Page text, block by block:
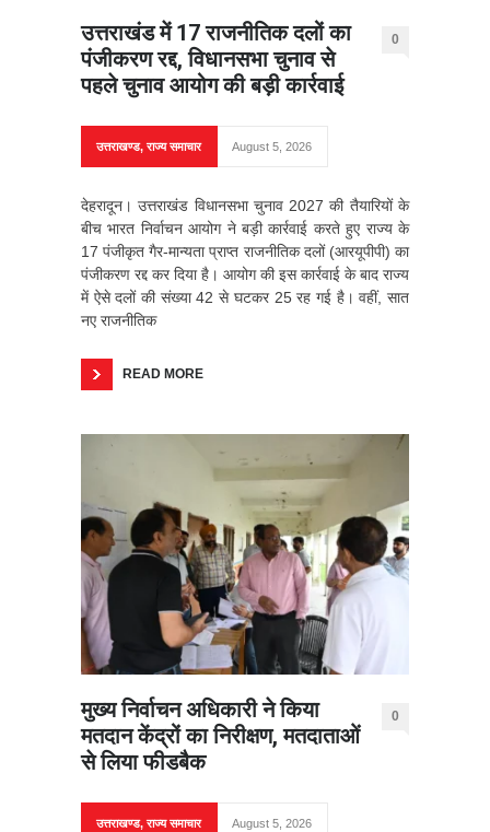
उत्तराखंड में 17 राजनीतिक दलों का
पंजीकरण रद्द, विधानसभा चुनाव से
पहले चुनाव आयोग की बड़ी कार्रवाई
0
उत्तराखण्ड,राज्य समाचार August 5, 2026
देहरादून। उत्तराखंड विधानसभा चुनाव 2027 की तैयारियों के
बीच भारत निर्वाचन आयोग ने बड़ी कार्रवाई करते हुए राज्य के
17 पंजीकृत गैर-मान्यता प्राप्त राजनीतिक दलों (आरयूपीपी) का
पंजीकरण रद्द कर दिया है। आयोग की इस कार्रवाई के बाद राज्य
में ऐसे दलों की संख्या 42 से घटकर 25 रह गई है। वहीं, सात
नए राजनीतिक
READ MORE
मुख्य निर्वाचन अधिकारी ने किया
मतदान केंद्रों का निरीक्षण, मतदाताओं
से लिया फीडबैक
0
उत्तराखण्ड,राज्य समाचार August 5, 2026